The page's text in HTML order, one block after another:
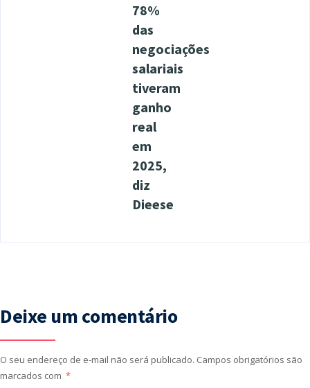
78%
das
negociações
salariais
tiveram
ganho
real
em
2025,
diz
Dieese
Deixe um comentário
O seu endereço de e-mail não será publicado. Campos obrigatórios são
marcados com *